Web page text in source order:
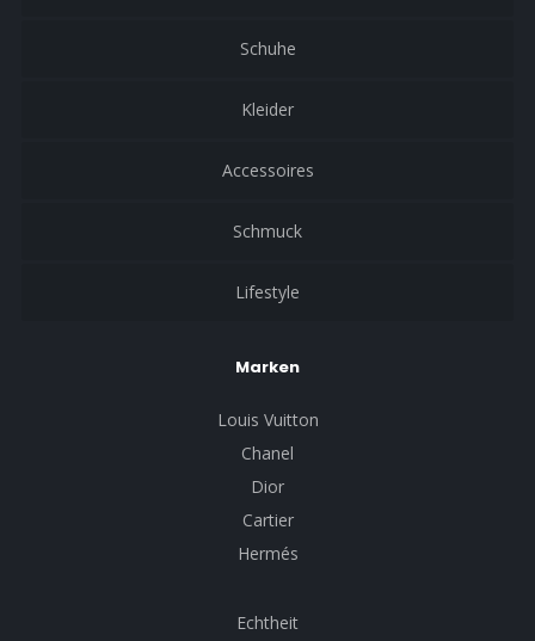
Schuhe
Kleider
Accessoires
Schmuck
Lifestyle
Marken
Louis Vuitton
Chanel
Dior
Cartier
Hermés
Echtheit